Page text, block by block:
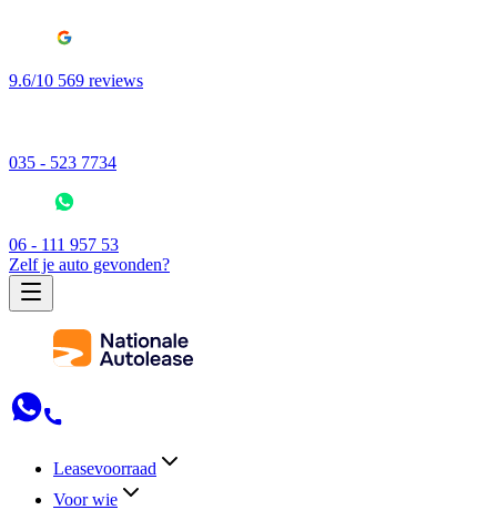
9.6/10 569 reviews
035 - 523 7734
06 - 111 957 53
Zelf je auto gevonden?
Leasevoorraad
Voor wie